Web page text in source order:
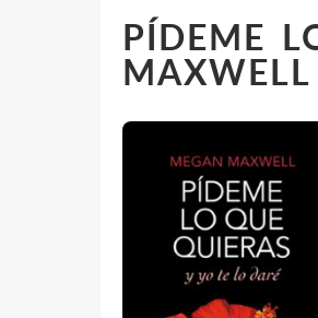
PÍDEME
MAXWELL